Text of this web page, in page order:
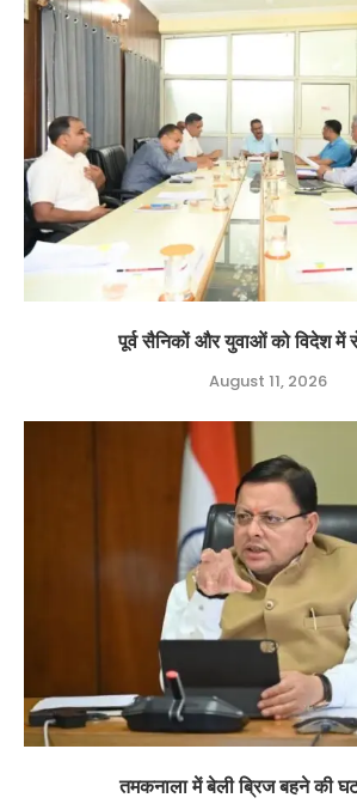
पूर्व सैनिकों और युवाओं को विदेश में
August 11, 2026
तमकनाला में बेली ब्रिज बहने की